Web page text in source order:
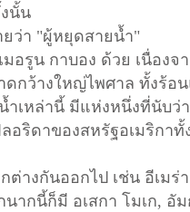
นั้น
ยว่า "ผู้หยุดสายน้ำ"
อรูน กาบอง ด้วย เนื่องจ
กว้างใหญ่ไพศาล ทั้งร้อ
ำเหล่านี้ มีแห่งหนึ่งที่นับว่
อริดาของสหรัฐอเมริกาทั้
างกันออกไป เช่น อีเมร่
นากนี้ก็มี อเสกา โมเก, อั